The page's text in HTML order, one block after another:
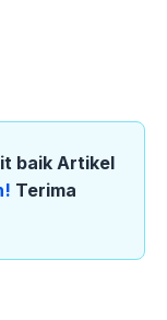
baik Artikel
Terima